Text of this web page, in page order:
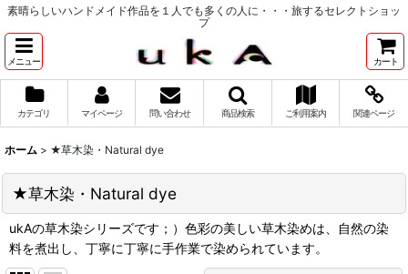
素晴らしいハンドメイド作品を１人でも多くの人に・・・旅するセレクトショッ
プ
メニュー カート
カテゴリ マイページ 問い合わせ 商品検索 ご利用案内 関連ページ
ホーム > ★草木染・Natural dye
★草木染・Natural dye
ukAの草木染シリーズです；）色彩の美しい草木染めは、自然の染
料を煮出し、丁寧に丁寧に手作業で染められています。